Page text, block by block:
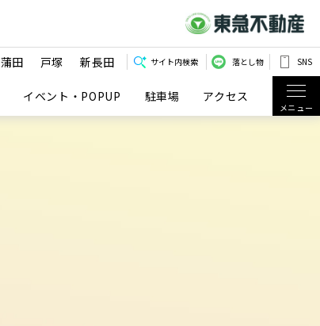
蒲田 戸塚 新長田 サイト内検索 落とし物 SNS
イベント・POPUP 駐車場 アクセス
メニュー